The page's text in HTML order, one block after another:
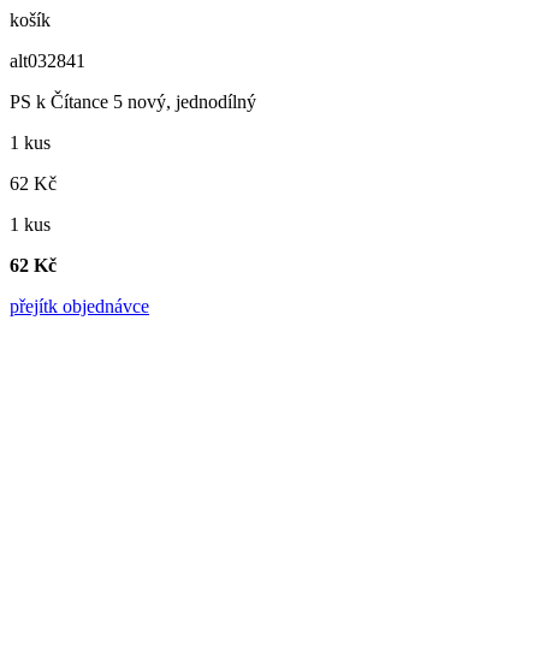
košík
alt032841
PS k Čítance 5 nový, jednodílný
1 kus
62 Kč
1 kus
62 Kč
přejítk objednávce